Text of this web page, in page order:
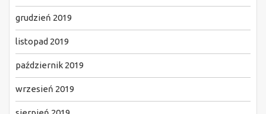
grudzień 2019
listopad 2019
październik 2019
wrzesień 2019